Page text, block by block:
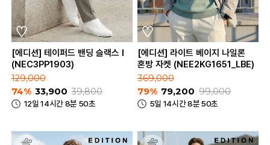
[에디션] 테이퍼드 밴딩 슬랙스 I
(NEC3PP1903)
129,000
74% 33,900 39,800
12일 14시간 8분 50초
[에디션] 라이트 베이지 나일론
혼방 자켓 (NEE2KG1651_LBE)
369,000
79% 79,200 99,000
5일 14시간 8분 50초